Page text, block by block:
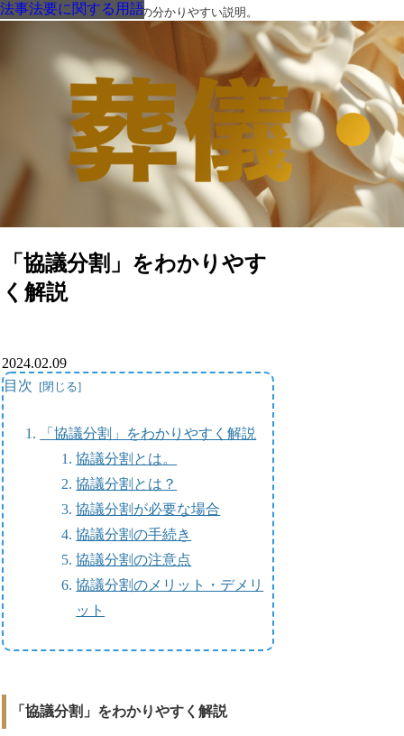
葬儀・葬式・法要についての分かりやすい説明。
「協議分割」をわかりやす
く解説
法事法要に関する用語
2024.02.09
目次
「協議分割」をわかりやすく解説
協議分割とは。
協議分割とは？
協議分割が必要な場合
協議分割の手続き
協議分割の注意点
協議分割のメリット・デメリ
ット
「協議分割」をわかりやすく解説
法事法要に関する用語
法事法要に関する用語
法事法要に関する用語
法事法要に関する用語
法事法要に関する用語
法事法要に関する用語